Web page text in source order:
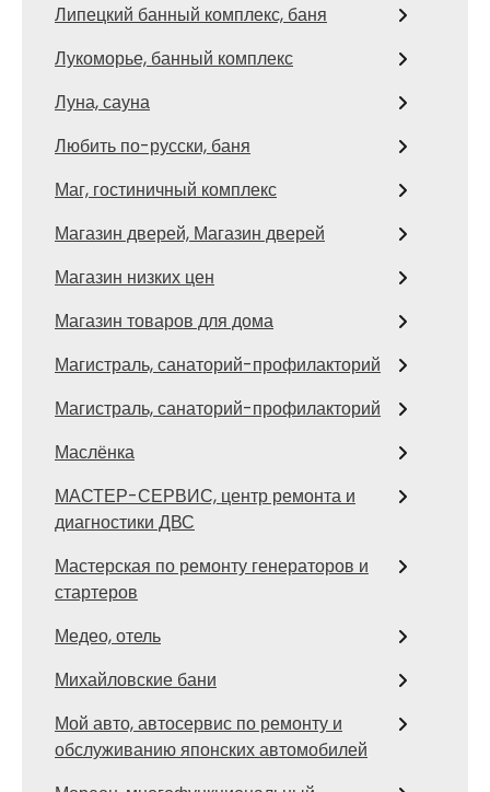
Липецкий банный комплекс, баня
Лукоморье, банный комплекс
Луна, сауна
Любить по-русски, баня
Маг, гостиничный комплекс
Магазин дверей, Магазин дверей
Магазин низких цен
Магазин товаров для дома
Магистраль, санаторий-профилакторий
Магистраль, санаторий-профилакторий
Маслёнка
МАСТЕР-СЕРВИС, центр ремонта и
диагностики ДВС
Мастерская по ремонту генераторов и
стартеров
Медео, отель
Михайловские бани
Мой авто, автосервис по ремонту и
обслуживанию японских автомобилей